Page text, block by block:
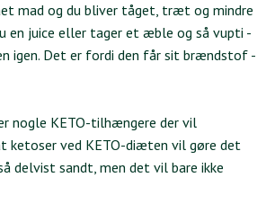
mad og du bliver tåget, træt og mindre
en juice eller tager et æble og så vupti -
igen. Det er fordi den får sit brændstof -
nogle KETO-tilhængere der vil
ketoser ved KETO-diæten vil gøre det
delvist sandt, men det vil bare ikke